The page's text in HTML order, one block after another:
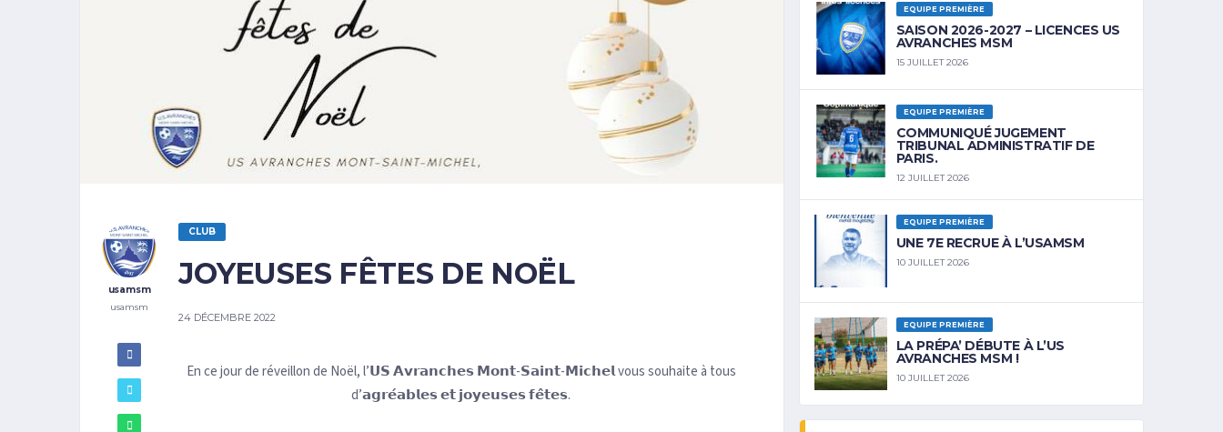
usamsm
usamsm
CLUB
JOYEUSES FÊTES DE NOËL
24 DÉCEMBRE 2022
En ce jour de réveillon de Noël, l’𝗨𝗦 𝗔𝘃𝗿𝗮𝗻𝗰𝗵𝗲𝘀 𝗠𝗼𝗻𝘁-𝗦𝗮𝗶𝗻𝘁-𝗠𝗶𝗰𝗵𝗲𝗹 vous souhaite à tous
d’𝗮𝗴𝗿𝗲́𝗮𝗯𝗹𝗲𝘀 𝗲𝘁 𝗷𝗼𝘆𝗲𝘂𝘀𝗲𝘀 𝗳𝗲̂𝘁𝗲𝘀.
EQUIPE PREMIÈRE
SAISON 2026-2027 – LICENCES US
AVRANCHES MSM
15 JUILLET 2026
EQUIPE PREMIÈRE
COMMUNIQUÉ JUGEMENT
TRIBUNAL ADMINISTRATIF DE
PARIS.
12 JUILLET 2026
EQUIPE PREMIÈRE
UNE 7E RECRUE À L’USAMSM
10 JUILLET 2026
EQUIPE PREMIÈRE
LA PRÉPA’ DÉBUTE À L’US
AVRANCHES MSM !
10 JUILLET 2026